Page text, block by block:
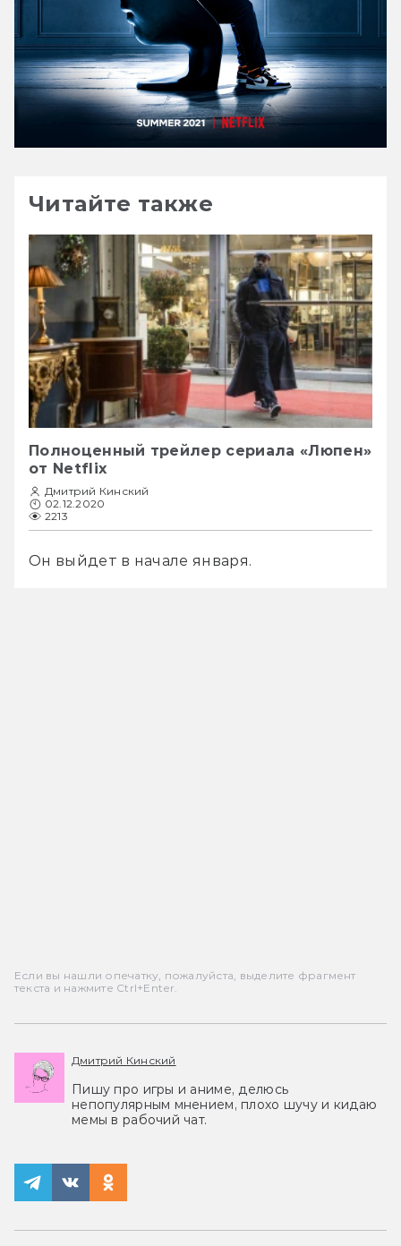
Читайте также
Полноценный трейлер сериала «Люпен»
от Netflix
Дмитрий Кинский
02.12.2020
2213
Он выйдет в начале января.
Если вы нашли опечатку, пожалуйста, выделите фрагмент
текста и нажмите Ctrl+Enter.
Дмитрий Кинский
Пишу про игры и аниме, делюсь
непопулярным мнением, плохо шучу и кидаю
мемы в рабочий чат.